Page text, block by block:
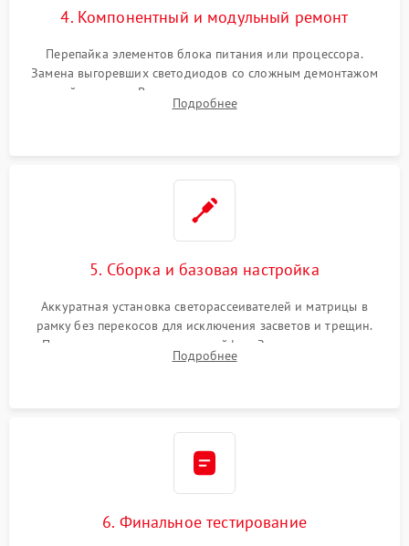
4. Компонентный и модульный ремонт
Перепайка элементов блока питания или процессора.
Замена выгоревших светодиодов со сложным демонтажом
хрупкой матрицы. Восстановление поврежденных дорожек,
прошивка микросхем памяти EEPROM
Подробнее
5. Сборка и базовая настройка
Аккуратная установка светорассеивателей и матрицы в
рамку без перекосов для исключения засветов и трещин.
Подключение внутренних шлейфов. Закрытие корпуса.
Сброс настроек и обновление программного обеспечения.
Подробнее
6. Финальное тестирование